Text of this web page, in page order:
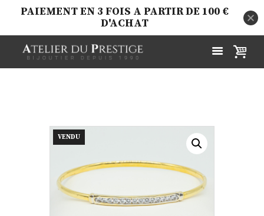
VENDU
PAIEMENT EN 3 FOIS A PARTIR DE 100 €
D'ACHAT